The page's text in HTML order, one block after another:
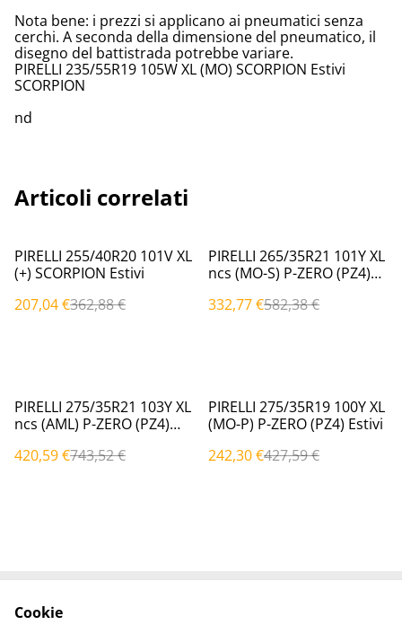
Nota bene: i prezzi si applicano ai pneumatici senza
cerchi. A seconda della dimensione del pneumatico, il
disegno del battistrada potrebbe variare.
PIRELLI 235/55R19 105W XL (MO) SCORPION Estivi
SCORPION
nd
Articoli correlati
%
PIRELLI 255/40R20 101V XL
(+) SCORPION Estivi
207,04 €362,88 €
%
PIRELLI 265/35R21 101Y XL
ncs (MO-S) P-ZERO (PZ4)
332,77 €582,38 €
%
PIRELLI 275/35R21 103Y XL
ncs (AML) P-ZERO (PZ4)
420,59 €743,52 €
%
PIRELLI 275/35R19 100Y XL
(MO-P) P-ZERO (PZ4) Estivi
242,30 €427,59 €
Cookie